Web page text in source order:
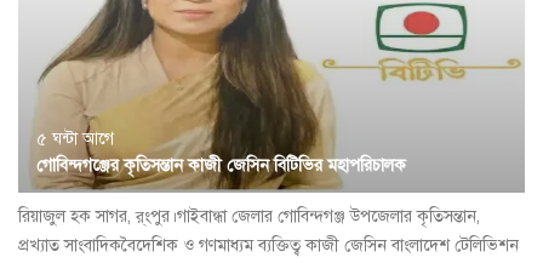
৫ ঘন্টা আগে
গোবিন্দগঞ্জের কৃতিসন্তান কাজী জেসিন বিটিভির মহাপরিচালক
রিয়াজুল হক সাগর, র্ংপুর।গাইবান্ধা জেলার গোবিন্দগঞ্জ উপজেলার কৃতিসন্তান,
প্রখ্যাত সাংবাদিকবৈদেশিক ও গণমাধ্যম ব্যক্তিত্ব কাজী জেসিন বাংলাদেশ টেলিভিশন